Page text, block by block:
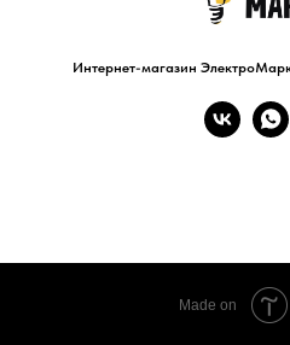
Интернет-магазин
Made on